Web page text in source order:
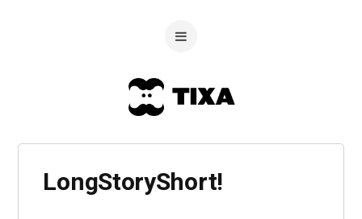
LongStoryShort!